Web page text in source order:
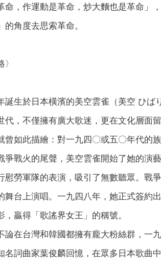
命，作運動是革命，炒大麵也是革命
的角度去思索革命。
〉
誕生於日本橫濱的美空雲雀（美空 ひ
代，不僅擁有廣大歌迷，更在文化層面
曾如此描繪：對一九四〇或五〇年代的
爭戰火的尾聲，美空雲雀開始了她的演
慰勞軍隊的表演，吸引了無數聽眾。戰
舞台上演唱。一九四八年，她正式簽約
，贏得「歌謠界女王」的稱號。
論在台灣和韓國都擁有龐大粉絲群，一
名詞曲家葉俊麟回憶，在眾多日本歌曲